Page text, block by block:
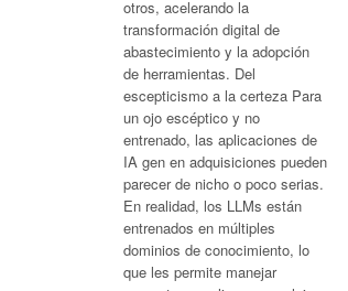
otros, acelerando la
transformación digital de
abastecimiento y la adopción
de herramientas. Del
escepticismo a la certeza Para
un ojo escéptico y no
entrenado, las aplicaciones de
IA gen en adquisiciones pueden
parecer de nicho o poco serias.
En realidad, los LLMs están
entrenados en múltiples
dominios de conocimiento, lo
que les permite manejar